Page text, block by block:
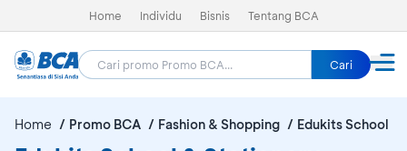
Home Individu Bisnis Tentang BCA
Cari
Home Promo BCA Fashion & Shopping Edukits School